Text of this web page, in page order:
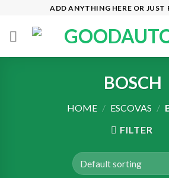
content
ADD ANYTHING HERE OR JUST
BOSCH
HOME / ESCOVAS /
FILTER